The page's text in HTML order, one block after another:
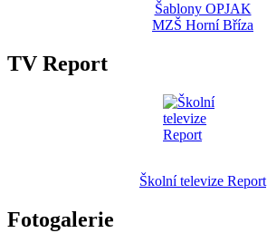
Šablony OPJAK
MZŠ Horní Bříza
TV Report
Školní televize Report
Fotogalerie